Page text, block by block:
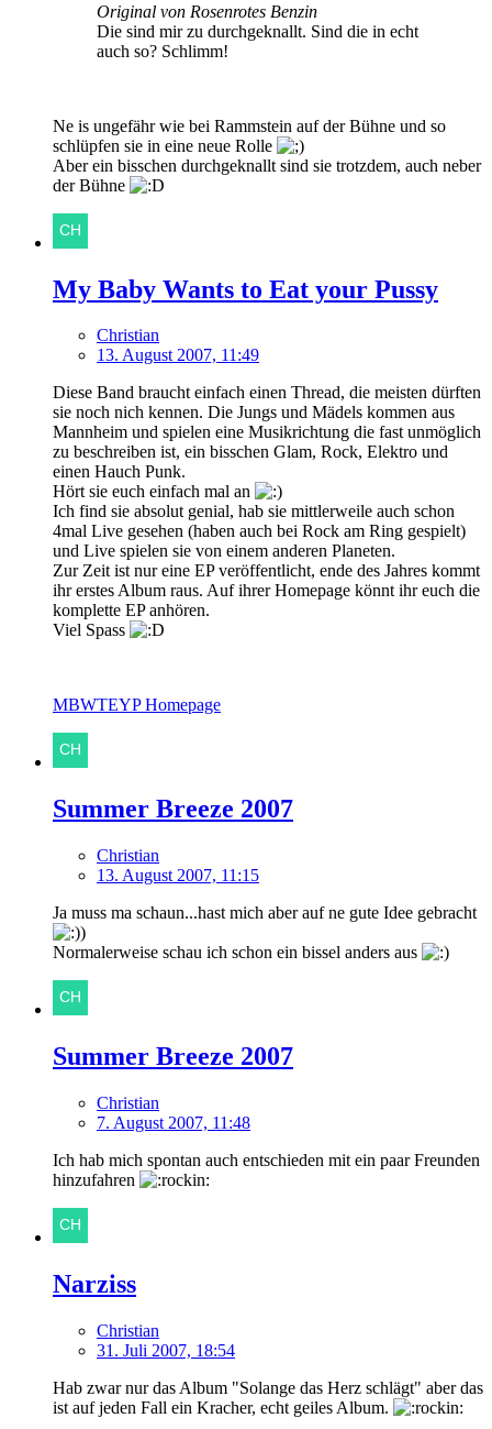
Original von Rosenrotes Benzin
Die sind mir zu durchgeknallt. Sind die in echt
auch so? Schlimm!
Ne is ungefähr wie bei Rammstein auf der Bühne und so
schlüpfen sie in eine neue Rolle
Aber ein bisschen durchgeknallt sind sie trotzdem, auch neber
der Bühne
My Baby Wants to Eat your Pussy
Christian
13. August 2007, 11:49
Diese Band braucht einfach einen Thread, die meisten dürften
sie noch nich kennen. Die Jungs und Mädels kommen aus
Mannheim und spielen eine Musikrichtung die fast unmöglich
zu beschreiben ist, ein bisschen Glam, Rock, Elektro und
einen Hauch Punk.
Hört sie euch einfach mal an
Ich find sie absolut genial, hab sie mittlerweile auch schon
4mal Live gesehen (haben auch bei Rock am Ring gespielt)
und Live spielen sie von einem anderen Planeten.
Zur Zeit ist nur eine EP veröffentlicht, ende des Jahres kommt
ihr erstes Album raus. Auf ihrer Homepage könnt ihr euch die
komplette EP anhören.
Viel Spass
MBWTEYP Homepage
Summer Breeze 2007
Christian
13. August 2007, 11:15
Ja muss ma schaun...hast mich aber auf ne gute Idee gebracht
Normalerweise schau ich schon ein bissel anders aus
Summer Breeze 2007
Christian
7. August 2007, 11:48
Ich hab mich spontan auch entschieden mit ein paar Freunden
hinzufahren
Narziss
Christian
31. Juli 2007, 18:54
Hab zwar nur das Album "Solange das Herz schlägt" aber das
ist auf jeden Fall ein Kracher, echt geiles Album.